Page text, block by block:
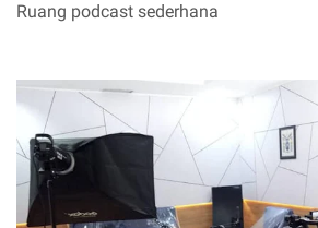
Ruang podcast sederhana